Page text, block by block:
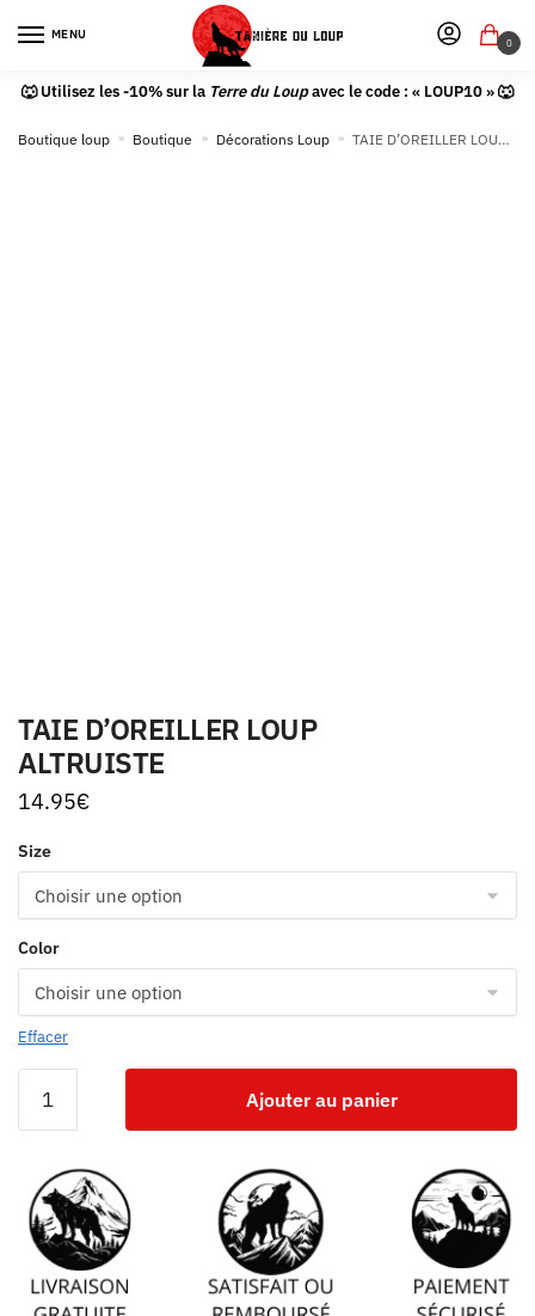
MENU
0
🐺 Utilisez les -10% sur la Terre du Loupavec le code : « LOUP10 » 🐺
Boutique loup » Boutique » Décorations Loup » TAIE D’OREILLER LOUP ALTRUISTE
TAIE D’OREILLER LOUP
ALTRUISTE
14.95€
Size
Color
Effacer
Ajouter au panier